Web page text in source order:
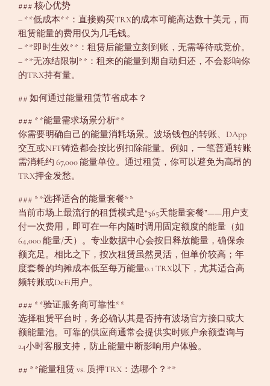
### 核心优势
– **低成本**：直接购买TRX的成本可能高达数十美元，而
租赁能量的费用仅为几毛钱。
– **即时生效**：租赁后能量立刻到账，无需等待或竞价。
– **无冻结限制**：租来的能量到期自动归还，不会影响你
的TRX持有量。
## 如何通过能量租赁节省成本？
### **能量需求场景分析**
你需要明确自己的能量消耗场景。波场钱包的转账、DApp
交互或NFT铸造都会按比例扣除能量。例如，一笔普通转账
需消耗约 67,000 能量单位。通过租赁，你可以避免为高昂的
TRX押金发愁。
### **选择适合的能量套餐**
当前市场上最流行的租赁模式是“365天能量套餐”——用户支
付一次费用，即可在一年内随时调用固定额度的能量（如
64,000 能量/天）。专业数据中心会按日释放能量，确保余
额充足。相比之下，按次租赁虽然灵活，但单价较高；年
度套餐的均摊成本低至每万能量0.1 TRX以下，尤其适合高
频转账或DeFi用户。
### **验证服务商可靠性**
选择租赁平台时，务必确认其是否持有波场官方接口或大
额能量池。可靠的供应商通常会提供实时账户余额查询与
24小时客服支持，防止能量中断影响用户体验。
## **能量租赁 vs. 质押TRX：选哪个？**